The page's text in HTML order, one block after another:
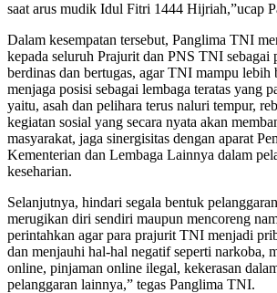
saat arus mudik Idul Fitri 1444 Hijriah,”ucap
Dalam kesempatan tersebut, Panglima TNI
kepada seluruh Prajurit dan PNS TNI sebagai
berdinas dan bertugas, agar TNI mampu lebih
menjaga posisi sebagai lembaga teratas yang
yaitu, asah dan pelihara terus naluri tempur,
kegiatan sosial yang secara nyata akan
masyarakat, jaga sinergisitas dengan aparat
Kementerian dan Lembaga Lainnya dalam
keseharian.
Selanjutnya, hindari segala bentuk
merugikan diri sendiri maupun mencoreng
perintahkan agar para prajurit TNI menjadi
dan menjauhi hal-hal negatif seperti narkoba,
online, pinjaman online ilegal, kekerasan
pelanggaran lainnya,” tegas Panglima TNI.